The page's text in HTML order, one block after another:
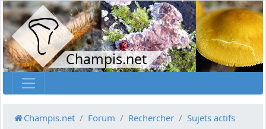
Champis.net
Champis.net Forum Rechercher Sujets actifs